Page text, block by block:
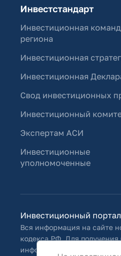
Инвестстандарт
Инвестиционная
региона
Инвестиционная
Инвестиционная
Свод инвестиционных
Инвестиционный
Экспертам АСИ
Инвестиционные
уполномоченные
Инвестиционный
Вся информация на сайте
кодекса РФ. Для
информацию, указанную на